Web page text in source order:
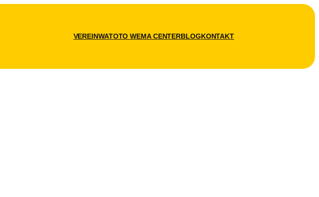
VEREINWATOTO WEMA CENTERBLOGKONTAKT